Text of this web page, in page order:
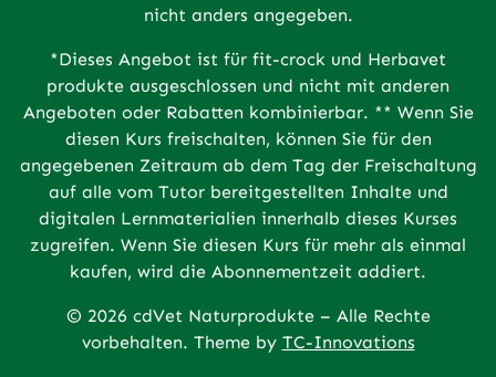
nicht anders angegeben.
*Dieses Angebot ist für fit-crock und Herbavet
produkte ausgeschlossen und nicht mit anderen
Angeboten oder Rabatten kombinierbar. ** Wenn Sie
diesen Kurs freischalten, können Sie für den
angegebenen Zeitraum ab dem Tag der Freischaltung
auf alle vom Tutor bereitgestellten Inhalte und
digitalen Lernmaterialien innerhalb dieses Kurses
zugreifen. Wenn Sie diesen Kurs für mehr als einmal
kaufen, wird die Abonnementzeit addiert.
© 2026 cdVet Naturprodukte – Alle Rechte
vorbehalten. Theme by TC-Innovations